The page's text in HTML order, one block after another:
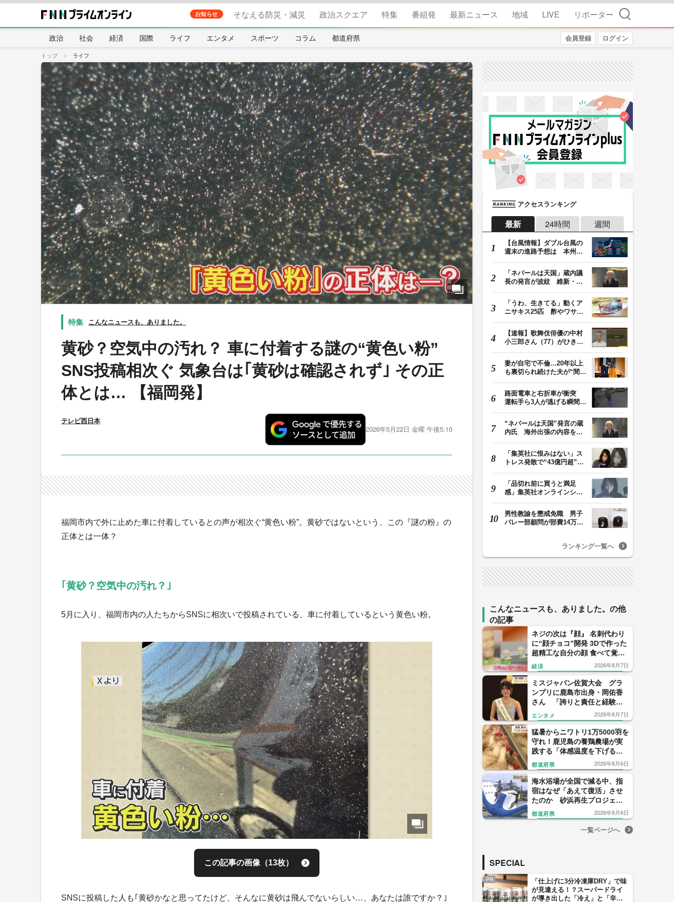
お知らせ そなえる防災・減災 政治スクエア 特集 番組発 最新ニュース 地域 LIVE リポーター 検索
政治 社会 経済 国際 ライフ エンタメ スポーツ コラム 都道府県 会員登録 ログイン
トップ ライフ
こんなニュースも、ありました。
黄砂？空気中の汚れ？ 車に付着する謎の“黄色い粉”
SNS投稿相次ぐ 気象台は｢黄砂は確認されず｣ その正
体とは… 【福岡発】
テレビ西日本
2026年5月22日 金曜 午後5:10
福岡市内で外に止めた車に付着しているとの声が相次ぐ“黄色い粉”。黄砂ではないという、この『謎の粉』の
正体とは一体？
｢黄砂？空気中の汚れ？｣
5月に入り、福岡市内の人たちからSNSに相次いで投稿されている、車に付着しているという黄色い粉。
この記事の画像（13枚）
SNSに投稿した人も｢黄砂かなと思ってたけど、そんなに黄砂は飛んでないらしい…、あなたは誰ですか？｣
アクセスランキング
最新 24時間 週間
【台風情報】ダブル台風の
週末の進路予想は 本州は
「ネパールは天国」蔵内議
長の発言が波紋 維新・吉
「うわ、生きてる」動くア
ニサキス25匹 酢やワサビ
【速報】歌舞伎俳優の中村
小三郎さん（77）がひき逃
妻が自宅で不倫…20年以上
も裏切られ続けた夫が“間
路面電車と右折車が衝突
運転手ら3人が逃げる瞬間
“ネパールは天国”発言の蔵
内氏 海外出張の内容を説
「集英社に恨みはない」ス
トレス発散で“43億円超”の
「品切れ前に買うと満足
感」集英社オンラインショ
男性教諭を懲戒免職 男子
バレー部顧問が部費14万円
ランキング一覧へ
こんなニュースも、ありました。の他
の記事
ネジの次は『顔』 名刺代わり
に“顔チョコ”開発 3Dで作った
超精工な自分の顔 食べて覚え
て！【福岡発】
経済 2026年8月7日
ミスジャパン佐賀大会 グラ
ンプリに鹿島市出身・岡佑香
さん 「誇りと責任と経験を
胸に、胸を張って挑戦してい
きたい」
エンタメ 2026年8月7日
猛暑からニワトリ1万5000羽を
守れ！鹿児島の養鶏農場が実
践する「体感温度を下げる」
驚きの暑さ対策
都道府県 2026年8月6日
海水浴場が全国で減る中、指
宿はなぜ「あえて復活」させ
たのか 砂浜再生プロジェク
トの舞台裏
都道府県 2026年8月6日
一覧ページへ
SPECIAL
PR
「仕上げに3分冷凍庫DRY」で味
が見違える！？スーパードライ
が導き出した「冷え」と「辛